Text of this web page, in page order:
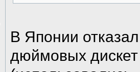
В Японии
дюймовых